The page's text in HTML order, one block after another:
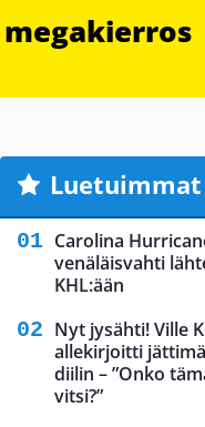
Luetuimmat
Carolina
venäläisvahti
KHL:ään
Nyt jysähti! Ville
allekirjoitti
diilin – ”Onko
vitsi?”